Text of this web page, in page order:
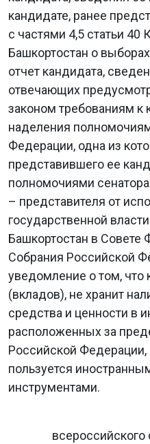
кандидате, ранее
с частями 4,5 статьи 40
Башкортостан о
отчет кандидата,
отвечающих
законом требованиям к
наделения
Федерации, одна из
представившего ее
полномочиями
– представителя от
государственной
Башкортостан в
Собрания Российской
уведомление о том, что
(вкладов), не хранит
средства и ценности в
расположенных за
Российской Федерации,
пользуется
инструментами.